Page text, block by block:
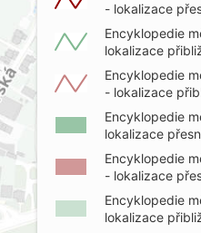
- lokalizace
Encyklopedie
lokalizace
Encyklopedie
- lokalizace
Encyklopedie
lokalizace
Encyklopedie
- lokalizace
Encyklopedie
lokalizace